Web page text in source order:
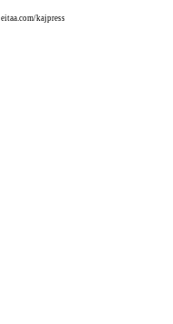
eitaa.com/kajpress